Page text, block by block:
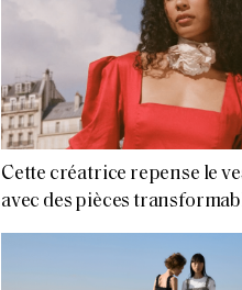
Cette créatrice repense le
avec des pièces